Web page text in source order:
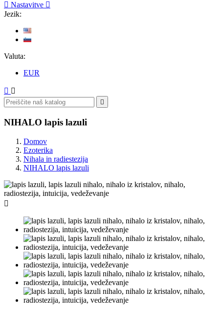
 Nastavitve 
Jezik:
Valuta:
EUR
 

NIHALO lapis lazuli
Domov
Ezoterika
Nihala in radiestezija
NIHALO lapis lazuli
